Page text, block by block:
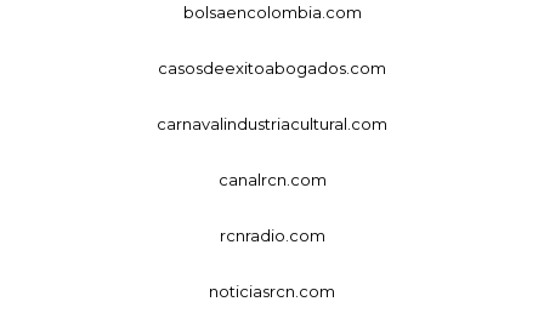
bolsaencolombia.com
casosdeexitoabogados.com
carnavalindustriacultural.com
canalrcn.com
rcnradio.com
noticiasrcn.com